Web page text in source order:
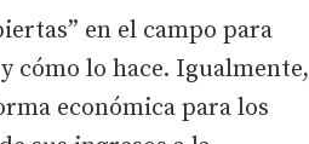
en el campo para
cómo lo hace. Igualmente,
económica para los